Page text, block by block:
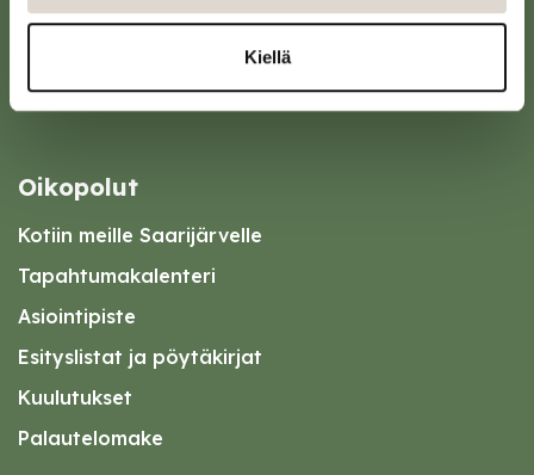
Kiellä
Oikopolut
Kotiin meille Saarijärvelle
Tapahtumakalenteri
Asiointipiste
Esityslistat ja pöytäkirjat
Kuulutukset
Palautelomake